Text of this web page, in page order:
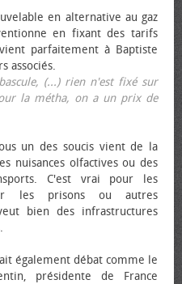
en alternative au gaz
en fixant des tarifs
parfaitement à Baptiste
associés.
(...) rien n'est fixé sur
la métha, on a un prix de
un des soucis vient de la
nuisances olfactives ou des
C'est vrai pour les
les prisons ou autres
bien des infrastructures
également débat comme le
présidente de France